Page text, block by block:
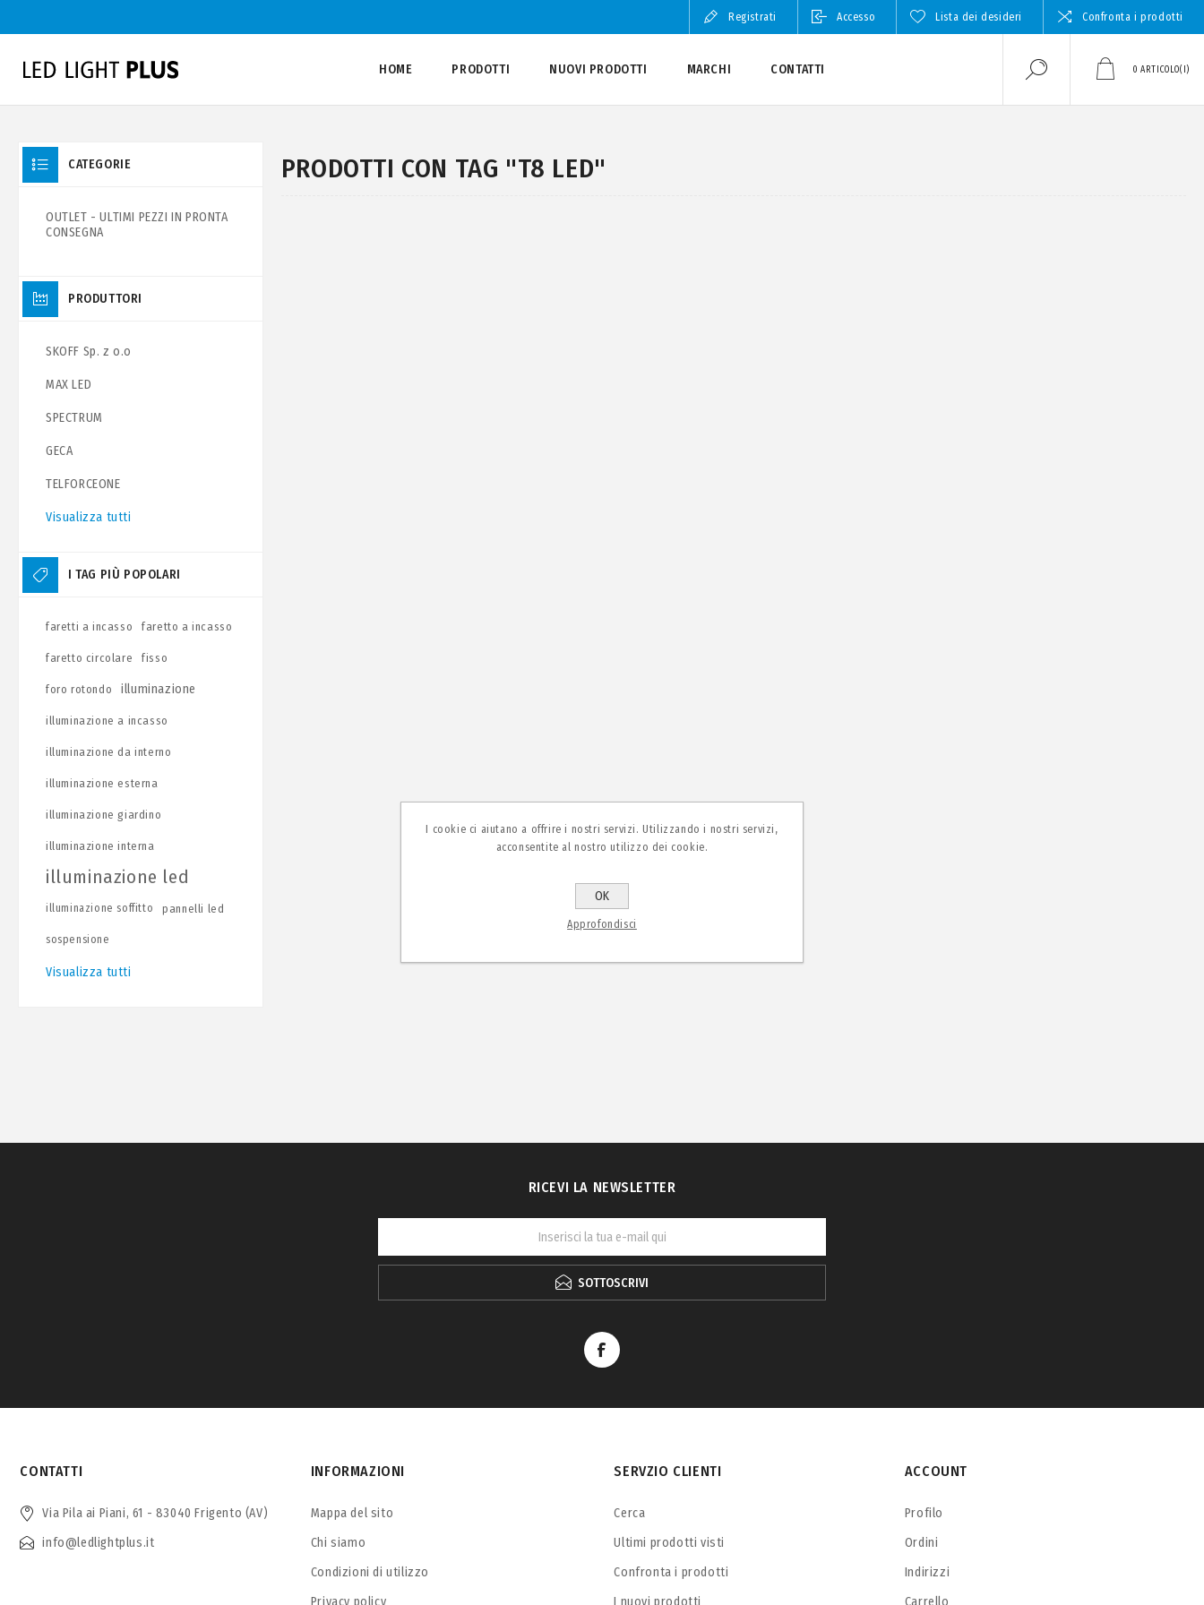
Registrati Accesso Lista dei desideri Confronta i prodotti
HOME PRODOTTI NUOVI PRODOTTI MARCHI CONTATTI 0 ARTICOLO(I)
PRODOTTI CON TAG "T8 LED"
CATEGORIE
OUTLET - ULTIMI PEZZI IN PRONTA
CONSEGNA
PRODUTTORI
SKOFF Sp. z o.o
MAX LED
SPECTRUM
GECA
TELFORCEONE
Visualizza tutti
I TAG PIÙ POPOLARI
faretti a incasso faretto a incasso
faretto circolare fisso
foro rotondo illuminazione
illuminazione a incasso
illuminazione da interno
illuminazione esterna
illuminazione giardino
illuminazione interna
illuminazione led
illuminazione soffitto pannelli led
sospensione
Visualizza tutti
RICEVI LA NEWSLETTER
SOTTOSCRIVI
CONTATTI
Via Pila ai Piani, 61 - 83040 Frigento (AV)
info@ledlightplus.it
INFORMAZIONI
Mappa del sito
Chi siamo
Condizioni di utilizzo
Privacy policy
SERVZIO CLIENTI
Cerca
Ultimi prodotti visti
Confronta i prodotti
I nuovi prodotti
ACCOUNT
Profilo
Ordini
Indirizzi
Carrello
I cookie ci aiutano a offrire i nostri servizi. Utilizzando i nostri servizi,
acconsentite al nostro utilizzo dei cookie.
OK
Approfondisci